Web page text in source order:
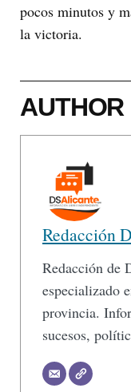
pocos minutos y
la victoria.
AUTHOR
Redacción
Redacción de
especializado
provincia.
sucesos,